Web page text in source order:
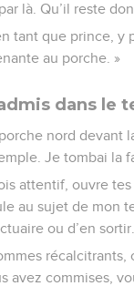
là. Qu’il reste
tant que prince, y
au porche. »
dans le
nord devant
Je tombai la
attentif, ouvre
au sujet de mon
ou d’en sortir.
avez commises,